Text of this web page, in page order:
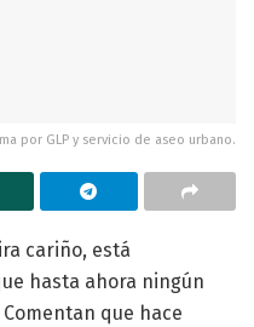
por GLP y servicio de aseo urbano.
cariño, está
hasta ahora ningún
que hace